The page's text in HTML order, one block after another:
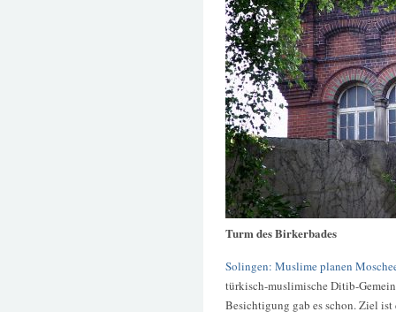
Turm des Birkerbades
Solingen: Muslime planen
türkisch-muslimische Ditib-
Besichtigung gab es schon. Ziel